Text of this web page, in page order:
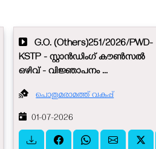
G.O. (Others)251/2026/PWD-
KSTP - സ്റ്റാൻഡിംഗ് കൗൺസൽ
ഒഴിവ് - വിജ്ഞാപനം ...
പൊതുമരാമത്ത് വകുപ്പ്
01-07-2026